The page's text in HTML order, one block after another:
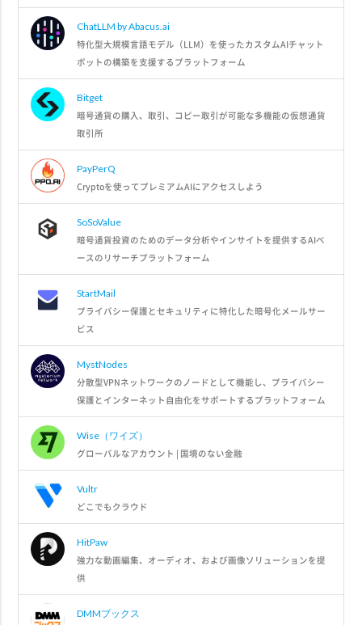
ChatLLM by Abacus.ai
特化型大規模言語モデル（LLM）を使ったカスタムAIチャット
ボットの構築を支援するプラットフォーム
Bitget
暗号通貨の購入、取引、コピー取引が可能な多機能の仮想通貨
取引所
PayPerQ
Cryptoを使ってプレミアムAIにアクセスしよう
SoSoValue
暗号通貨投資のためのデータ分析やインサイトを提供するAIベ
ースのリサーチプラットフォーム
StartMail
プライバシー保護とセキュリティに特化した暗号化メールサー
ビス
MystNodes
分散型VPNネットワークのノードとして機能し、プライバシー
保護とインターネット自由化をサポートするプラットフォーム
Wise（ワイズ）
グローバルなアカウント | 国境のない金融
Vultr
どこでもクラウド
HitPaw
強力な動画編集、オーディオ、および画像ソリューションを提
供
DMMブックス